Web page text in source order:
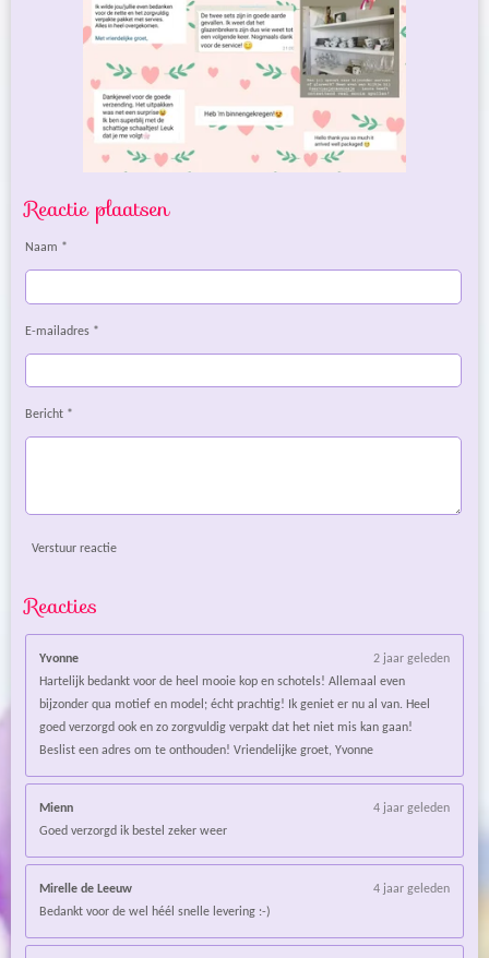
Reactie plaatsen
Naam *
E-mailadres *
Bericht *
Verstuur reactie
Reacties
Yvonne
2 jaar geleden
Hartelijk bedankt voor de heel mooie kop en schotels! Allemaal even
bijzonder qua motief en model; écht prachtig! Ik geniet er nu al van. Heel
goed verzorgd ook en zo zorgvuldig verpakt dat het niet mis kan gaan!
Beslist een adres om te onthouden! Vriendelijke groet, Yvonne
Mienn
4 jaar geleden
Goed verzorgd ik bestel zeker weer
Mirelle de Leeuw
4 jaar geleden
Bedankt voor de wel héél snelle levering :-)